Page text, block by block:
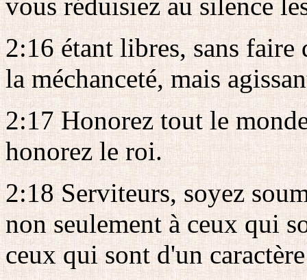
2:16 étant libres, sans
la méchanceté, mais
2:17 Honorez tout le
honorez le roi.
2:18 Serviteurs, soyez
non seulement à ceux qui
ceux qui sont d'un